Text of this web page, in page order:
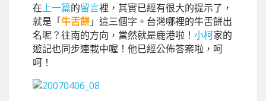
在上一篇的留言裡，其實已經有很大的提示了，
就是「牛舌餅」這三個字。台灣哪裡的牛舌餅出
名呢？往南的方向，當然就是鹿港啦！ 小柯家的
遊記也同步連載中喔！他已經公佈答案啦，呵
呵！